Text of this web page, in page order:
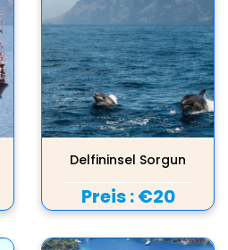
Delfininsel Sorgun
Preis :€20